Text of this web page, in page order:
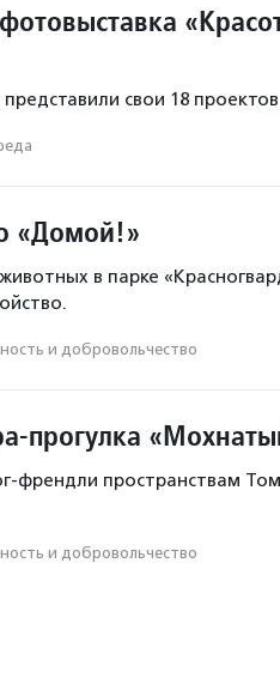
свои 18 проектов.
«Домой!»
в парке
и доброволь­чест­во
прогулка
френдли пространствам
и доброволь­чест­во